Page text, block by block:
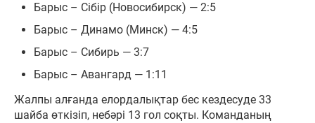
Барыс – Сібір (Новосибирск) — 2:5
Барыс – Динамо (Минск) — 4:5
Барыс – Сибирь — 3:7
Барыс – Авангард — 1:11
Жалпы алғанда елордалықтар бес кездесуде 33
шайба өткізіп, небәрі 13 гол соқты. Команданың